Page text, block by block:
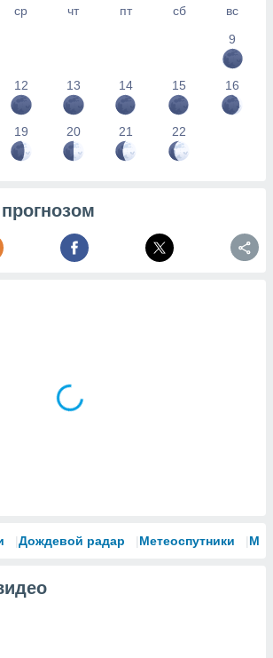
ср чт пт сб
вс
9
12 13 14 15 16
19 20 21 22
Дождевой радар Метеоспутники